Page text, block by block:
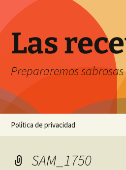
Las
Prepararemos
Política de privacidad
SAM_1750